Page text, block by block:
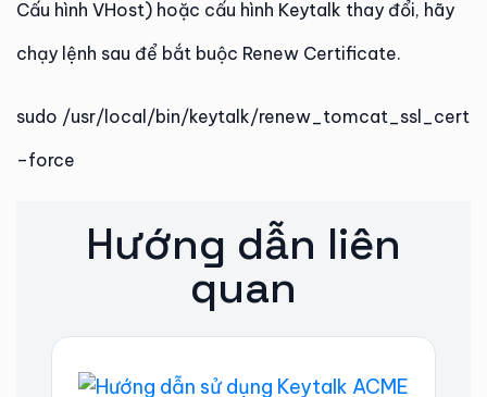
Cấu hình VHost) hoặc cấu hình Keytalk thay đổi, hãy
chạy lệnh sau để bắt buộc Renew Certificate.
sudo /usr/local/bin/keytalk/renew_tomcat_ssl_cert
–force
Hướng dẫn liên
quan